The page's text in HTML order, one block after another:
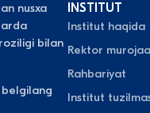
nusxa
bilan
INSTITUT
Institut haqida
Rektor
Rahbariyat
Institut